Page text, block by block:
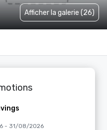
Afficher la galerie (26)
- 31/08/2026